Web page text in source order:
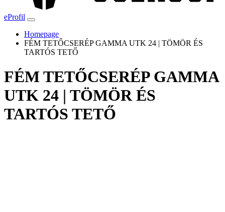
eProfil
Homepage
FÉM TETŐCSERÉP GAMMA UTK 24 | TÖMÖR ÉS
TARTÓS TETŐ
FÉM TETŐCSERÉP GAMMA
UTK 24 | TÖMÖR ÉS
TARTÓS TETŐ